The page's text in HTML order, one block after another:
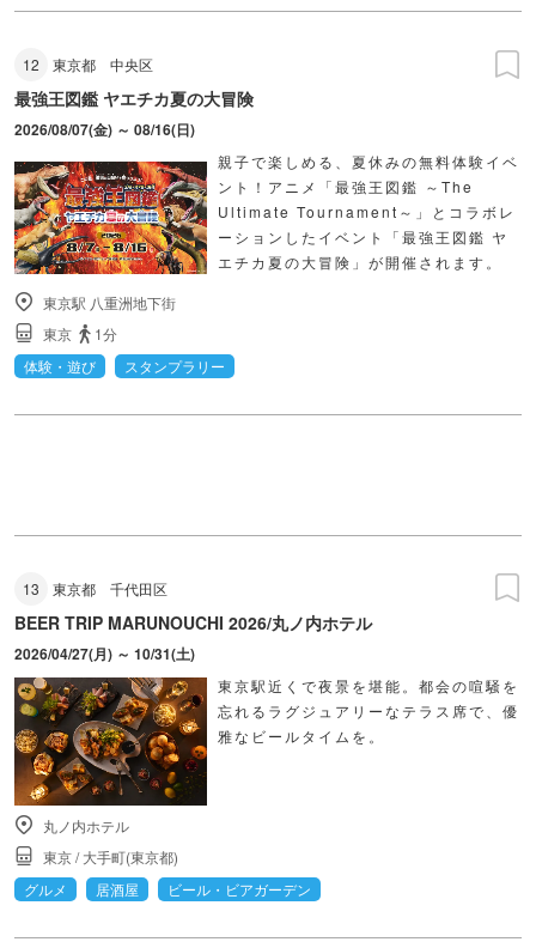
12 東京都 中央区
最強王図鑑 ヤエチカ夏の大冒険
2026/08/07(金) ～ 08/16(日)
親子で楽しめる、夏休みの無料体験イベ
ント！アニメ「最強王図鑑 ～The
Ultimate Tournament～」とコラボレ
ーションしたイベント「最強王図鑑 ヤ
エチカ夏の大冒険」が開催されます。
東京駅 八重洲地下街
東京
1分
体験・遊び
スタンプラリー
13 東京都 千代田区
BEER TRIP MARUNOUCHI 2026/丸ノ内ホテル
2026/04/27(月) ～ 10/31(土)
東京駅近くで夜景を堪能。都会の喧騒を
忘れるラグジュアリーなテラス席で、優
雅なビールタイムを。
丸ノ内ホテル
東京/大手町(東京都)
グルメ
居酒屋 ビール・ビアガーデン